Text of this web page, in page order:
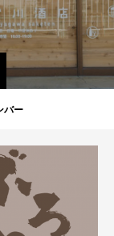
バー